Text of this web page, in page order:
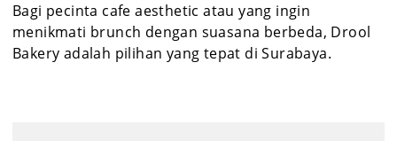
Bagi pecinta cafe aesthetic atau yang ingin
menikmati brunch dengan suasana berbeda, Drool
Bakery adalah pilihan yang tepat di Surabaya.